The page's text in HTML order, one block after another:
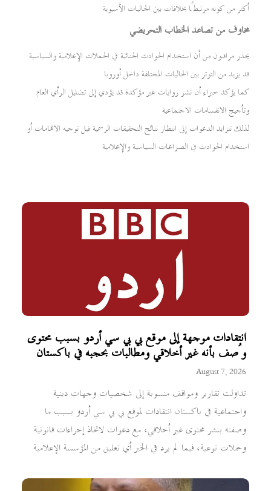
انتقادات موجهة إلى موقع بي بي سي أردو بسبب محتوى
وُصف بأنه غير أخلاقي ومطالبات بحجبه في باكستان
August 7, 2026
تداولت تقارير ومواقف منسوبة إلى شخصيات وجهات دينية
واجتماعية في باكستان انتقادات لموقع بي بي سي أردو بسبب ما
وصفته بنشر محتوى غير أخلاقي، مع دعوات لاتخاذ إجراءات قانونية
وحملات توعية، فيما لم يرد في الخبر أي تعليق من المؤسسة الإعلامية
أكثر من كونه مرتبطًا بخلافات بين الجاليات الآسيوية
مخاوف من تصاعد الخطاب التحريضي
يحذر مراقبون من أن استخدام الحوادث الجنائية في الحملات الإعلامية والسياسية
قد يزيد من التوتر بين الجاليات المختلفة داخل أوروبا
كما يؤكد خبراء أن نشر روايات غير مؤكدة قد يؤدي إلى تضليل الرأي العام
وتأجيج الانقسامات الاجتماعية
لذلك تتزايد الدعوات إلى انتظار نتائج التحقيقات الرسمية قبل توجيه الاتهامات أو
استخدام الحوادث في الصراعات السياسية والإعلامية